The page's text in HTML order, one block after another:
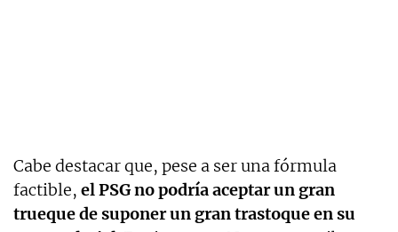
Cabe destacar que, pese a ser una fórmula
factible, el PSG no podría aceptar un gran
trueque de suponer un gran trastoque en su